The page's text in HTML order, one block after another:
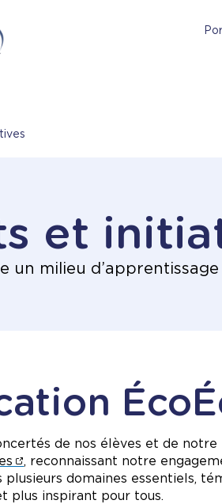
et
un milieu
de nos élèves et de
, reconnaissant notre
plusieurs domaines essentiels,
plus inspirant pour tous.